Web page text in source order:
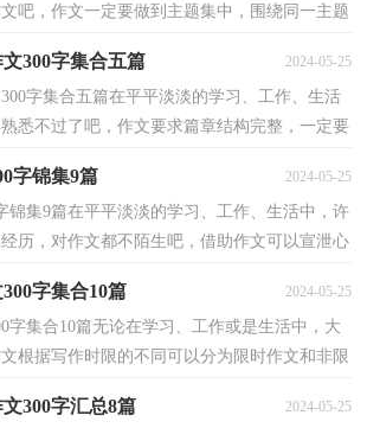
吧，作文一定要做到主题集中，围绕同一主题
文300字集合五篇 2024-05-25
300字集合五篇在平平淡淡的学习、工作、生活
悉不过了吧，作文要求篇章结构完整，一定要
字锦集9篇 2024-05-25
锦集9篇在平平淡淡的学习、工作、生活中，许
历，对作文都不陌生吧，借助作文可以宣泄心
字集合10篇 2024-05-25
字集合10篇无论在学习、工作或是生活中，大
根据写作时限的不同可以分为限时作文和非限
文300字汇总8篇 2024-05-25